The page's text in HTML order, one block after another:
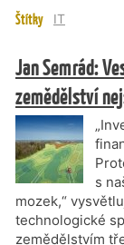
Štítky IT
Jan Semrád:
zemědělství
s
mozek,“
technologické
zemědělstvím